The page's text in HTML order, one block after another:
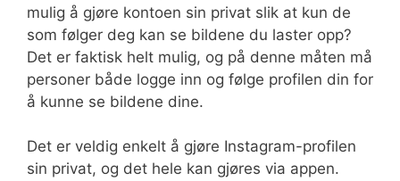
mulig å gjøre kontoen sin privat slik at kun de
som følger deg kan se bildene du laster opp?
Det er faktisk helt mulig, og på denne måten må
personer både logge inn og følge profilen din for
å kunne se bildene dine.
Det er veldig enkelt å gjøre Instagram-profilen
sin privat, og det hele kan gjøres via appen.